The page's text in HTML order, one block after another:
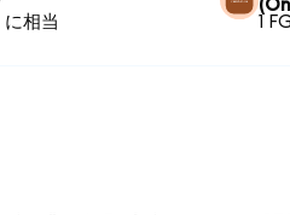
相当
1